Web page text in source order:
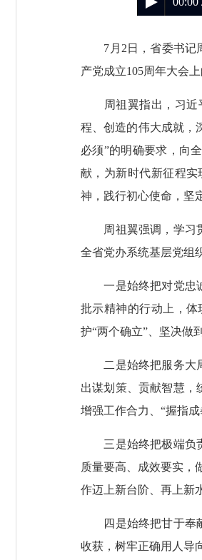
7月2日，省委书记周
产党成立105周年大会
周祖翼指出，习近平
程、创造的伟大成就，
必须”的明确要求，向
献，为新时代新征程
神，践行初心使命，坚
周祖翼强调，学习贯
全省党办系统基层党组
一是始终把对党忠诚
批示精神的行动上，
护“两个确立”、坚决做
二是始终把服务大局
出谋划策、贡献智慧，
增强工作合力、“握指成
三是始终把极端负责
质量要高、成效要实，
作迈上新台阶、再上新
四是始终把甘于奉献
收获，树牢正确用人导